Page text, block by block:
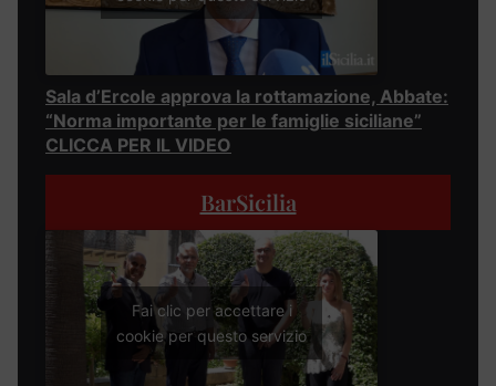
Sala d’Ercole approva la rottamazione, Abbate:
“Norma importante per le famiglie siciliane”
CLICCA PER IL VIDEO
BarSicilia
Fai clic per accettare i
cookie per questo servizio